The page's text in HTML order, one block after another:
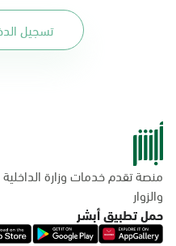
تسجيل
منصة تقدم خدمات وزارة
والزوار
حمل تطبيق أبشر